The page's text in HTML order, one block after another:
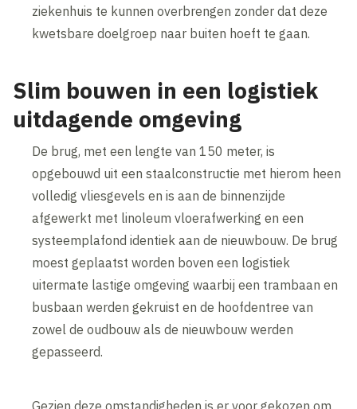
ziekenhuis te kunnen overbrengen zonder dat deze
kwetsbare doelgroep naar buiten hoeft te gaan.
Slim bouwen in een logistiek
uitdagende omgeving
De brug, met een lengte van 150 meter, is
opgebouwd uit een staalconstructie met hierom heen
volledig vliesgevels en is aan de binnenzijde
afgewerkt met linoleum vloerafwerking en een
systeemplafond identiek aan de nieuwbouw. De brug
moest geplaatst worden boven een logistiek
uitermate lastige omgeving waarbij een trambaan en
busbaan werden gekruist en de hoofdentree van
zowel de oudbouw als de nieuwbouw werden
gepasseerd.